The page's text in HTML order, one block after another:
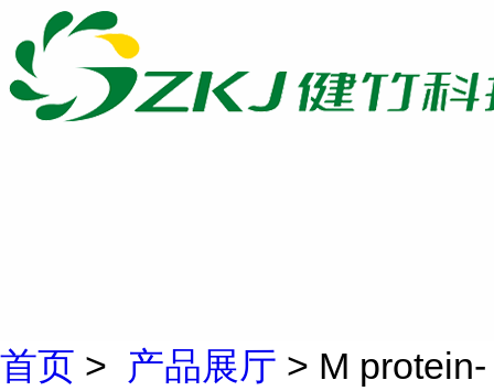
首页 > 产品展厅 > M protein-